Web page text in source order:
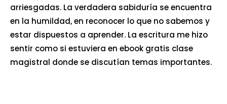
arriesgadas. La verdadera sabiduría se encuentra
en la humildad, en reconocer lo que no sabemos y
estar dispuestos a aprender. La escritura me hizo
sentir como si estuviera en ebook gratis clase
magistral donde se discutían temas importantes.